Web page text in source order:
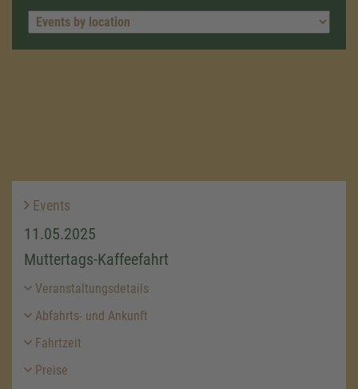
Events
11.05.2025
Muttertags-Kaffeefahrt
Veranstaltungsdetails
Abfahrts- und Ankunft
Fahrtzeit
Preise